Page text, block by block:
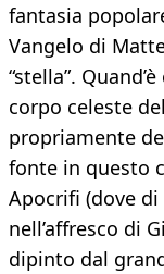
fantasia
Vangelo di
“stella”.
corpo celeste
propriamente
fonte in questo
Apocrifi (dove
nell’affresco di
dipinto dal